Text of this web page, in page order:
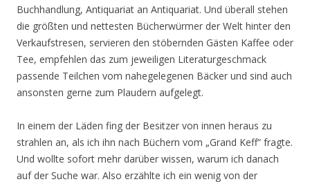
Buchhandlung, Antiquariat an Antiquariat. Und überall stehen
die größten und nettesten Bücherwürmer der Welt hinter den
Verkaufstresen, servieren den stöbernden Gästen Kaffee oder
Tee, empfehlen das zum jeweiligen Literaturgeschmack
passende Teilchen vom nahegelegenen Bäcker und sind auch
ansonsten gerne zum Plaudern aufgelegt.
In einem der Läden fing der Besitzer von innen heraus zu
strahlen an, als ich ihn nach Büchern vom „Grand Keff“ fragte.
Und wollte sofort mehr darüber wissen, warum ich danach
auf der Suche war. Also erzählte ich ein wenig von der